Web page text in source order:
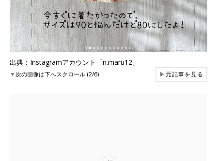
出典：Instagramアカウント「n.maru12」
▼次の画像は下へスクロール (2/6) ▶元記事を見る